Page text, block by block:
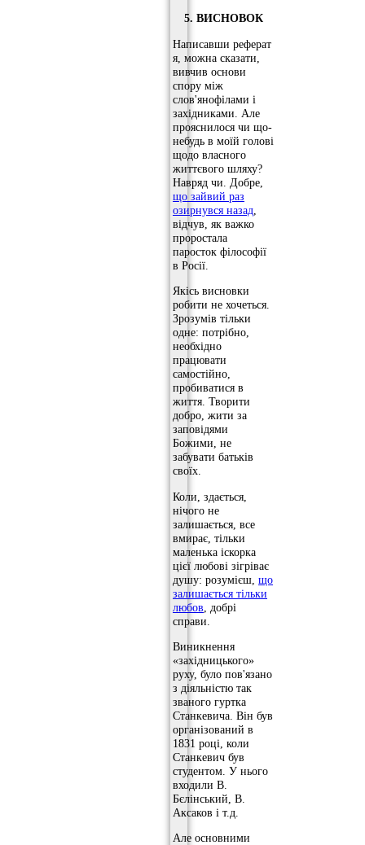
5. ВИСНОВОК
Написавши реферат
я, можна сказати,
вивчив основи
спору між
слов'янофілами і
західниками. Але
прояснилося чи що-
небудь в моїй голові
щодо власного
життєвого шляху?
Навряд чи. Добре,
що зайвий раз
озирнувся назад
відчув, як важко
проростала
паросток філософії
в Росії.
Якісь висновки
робити не хочеться.
Зрозумів тільки
одне: потрібно,
необхідно
працювати
самостійно,
пробиватися в
життя. Творити
добро, жити за
заповідями
Божими, не
забувати батьків
своїх.
Коли, здається,
нічого не
залишається, все
вмирає, тільки
маленька іскорка
цієї любові зігріває
душу: розумієш, що
залишається тільки
любов , добрі
справи.
Виникнення
«західницького»
руху, було пов'язано
з діяльністю так
званого гуртка
Станкевича. Він був
організований в
1831 році, коли
Станкевич був
студентом. У нього
входили В.
Бєлінський, В.
Аксаков і т.д.
Але основними